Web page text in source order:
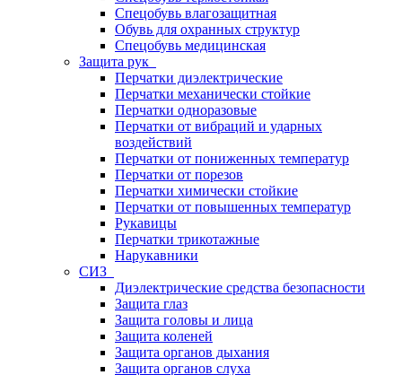
Спецобувь влагозащитная
Обувь для охранных структур
Спецобувь медицинская
Защита рук
Перчатки диэлектрические
Перчатки механически стойкие
Перчатки одноразовые
Перчатки от вибраций и ударных
воздействий
Перчатки от пониженных температур
Перчатки от порезов
Перчатки химически стойкие
Перчатки от повышенных температур
Рукавицы
Перчатки трикотажные
Нарукавники
СИЗ
Диэлектрические средства безопасности
Защита глаз
Защита головы и лица
Защита коленей
Защита органов дыхания
Защита органов слуха